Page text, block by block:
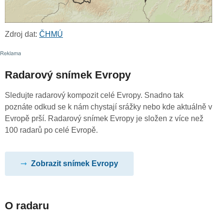
Zdroj dat: ČHMÚ
Radarový snímek Evropy
Sledujte radarový kompozit celé Evropy. Snadno tak
poznáte odkud se k nám chystají srážky nebo kde aktuálně v
Evropě prší. Radarový snímek Evropy je složen z více než
100 radarů po celé Evropě.
Zobrazit snímek Evropy
O radaru